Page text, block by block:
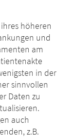
höheren
und
am
in der
sinnvollen
Daten zu
auch
z.B.